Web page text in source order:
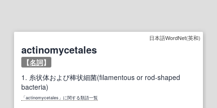
日本語WordNet(英和)
actinomycetales
【名詞】
1. 糸状体および棒状細菌(filamentous or rod-shaped
bacteria)
「actinomycetales」に関する類語一覧